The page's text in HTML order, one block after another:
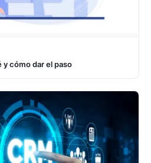
y cómo dar el paso